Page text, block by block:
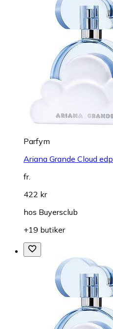
Parfym
Ariana Grande Cloud
fr.
422 kr
hos Buyersclub
+19 butiker